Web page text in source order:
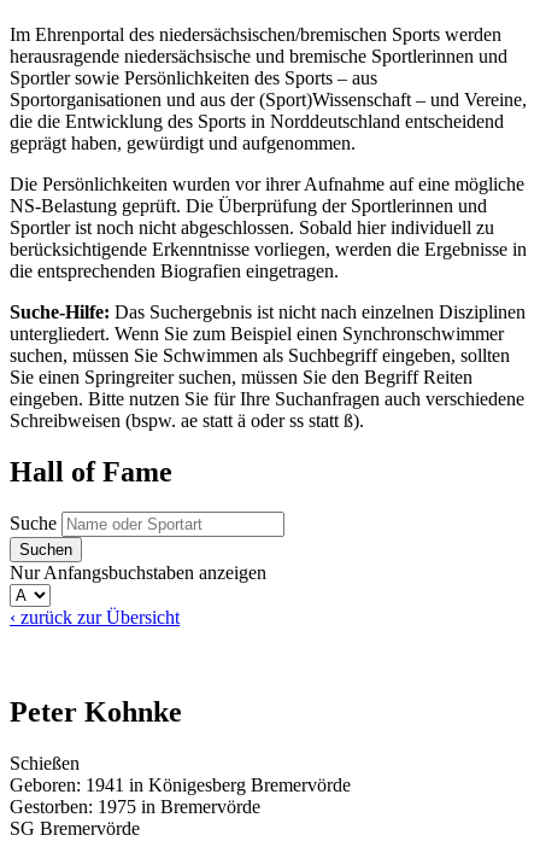
Im Ehrenportal des niedersächsischen/bremischen Sports werden
herausragende niedersächsische und bremische Sportlerinnen und
Sportler sowie Persönlichkeiten des Sports – aus
Sportorganisationen und aus der (Sport)Wissenschaft – und Vereine,
die die Entwicklung des Sports in Norddeutschland entscheidend
geprägt haben, gewürdigt und aufgenommen.
Die Persönlichkeiten wurden vor ihrer Aufnahme auf eine mögliche
NS-Belastung geprüft. Die Überprüfung der Sportlerinnen und
Sportler ist noch nicht abgeschlossen. Sobald hier individuell zu
berücksichtigende Erkenntnisse vorliegen, werden die Ergebnisse in
die entsprechenden Biografien eingetragen.
Suche-Hilfe: Das Suchergebnis ist nicht nach einzelnen Disziplinen
untergliedert. Wenn Sie zum Beispiel einen Synchronschwimmer
suchen, müssen Sie Schwimmen als Suchbegriff eingeben, sollten
Sie einen Springreiter suchen, müssen Sie den Begriff Reiten
eingeben. Bitte nutzen Sie für Ihre Suchanfragen auch verschiedene
Schreibweisen (bspw. ae statt ä oder ss statt ß).
Hall of Fame
Suche
Nur Anfangsbuchstaben anzeigen
‹ zurück zur Übersicht
Peter Kohnke
Schießen
Geboren: 1941 in Königesberg Bremervörde
Gestorben: 1975 in Bremervörde
SG Bremervörde